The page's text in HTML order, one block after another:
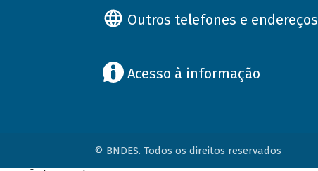
Outros telefones e endereços
Acesso à informação
© BNDES. Todos os direitos reservados